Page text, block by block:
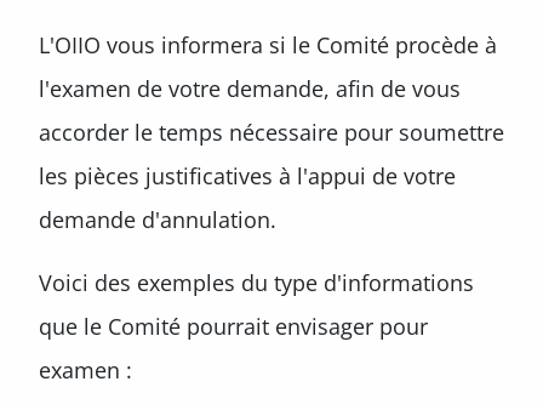
L'OIIO vous informera si le Comité procède à
l'examen de votre demande, afin de vous
accorder le temps nécessaire pour soumettre
les pièces justificatives à l'appui de votre
demande d'annulation.
Voici des exemples du type d'informations
que le Comité pourrait envisager pour
examen :